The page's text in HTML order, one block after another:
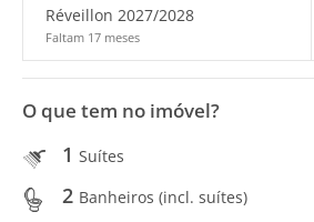
Réveillon 2027/2028
Faltam 17 meses
O que tem no imóvel?
1 Suítes
2 Banheiros (incl. suítes)